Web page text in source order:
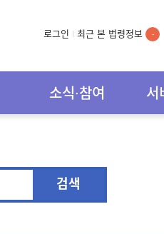
로그인 최근 본 법령정보 -
소식∙참여 서
검색